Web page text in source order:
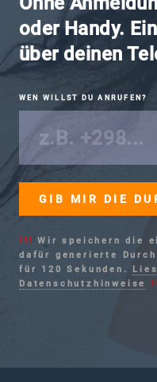
oder Handy.
über deinen
WEN WILLST DU ANRUFEN?
!!!
Wir speichern die
dafür generierte
für 120 Sekunden.
Datenschutzhinweise